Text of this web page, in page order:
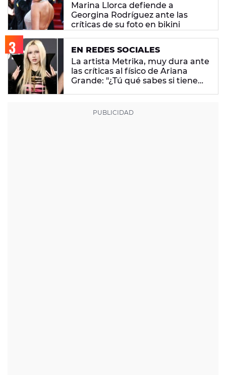
Marina Llorca defiende a
Georgina Rodríguez ante las
críticas de su foto en bikini
EN REDES SOCIALES
La artista Metrika, muy dura ante
las críticas al físico de Ariana
Grande: "¿Tú qué sabes si tiene